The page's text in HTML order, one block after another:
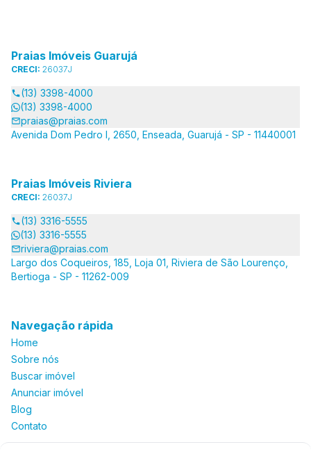
Praias Imóveis Guarujá
CRECI: 26037J
(13) 3398-4000
(13) 3398-4000
praias@praias.com
Avenida Dom Pedro I, 2650, Enseada, Guarujá - SP - 11440001
Praias Imóveis Riviera
CRECI: 26037J
(13) 3316-5555
(13) 3316-5555
riviera@praias.com
Largo dos Coqueiros, 185, Loja 01, Riviera de São Lourenço,
Bertioga - SP - 11262-009
Navegação rápida
Home
Sobre nós
Buscar imóvel
Anunciar imóvel
Blog
Contato